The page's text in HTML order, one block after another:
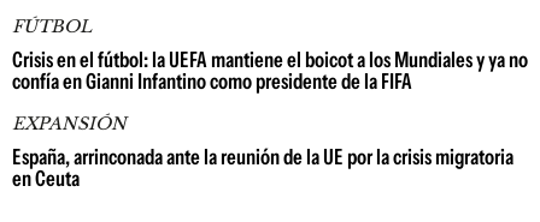
FÚTBOL
Crisis en el fútbol: la UEFA mantiene el boicot a los Mundiales y ya no
confía en Gianni Infantino como presidente de la FIFA
EXPANSIÓN
España, arrinconada ante la reunión de la UE por la crisis migratoria
en Ceuta